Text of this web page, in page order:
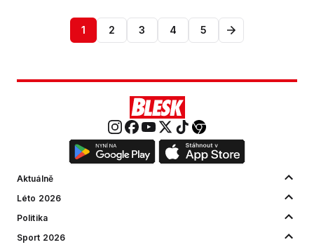
1 2 3 4 5
Aktuálně
Léto 2026
Politika
Sport 2026